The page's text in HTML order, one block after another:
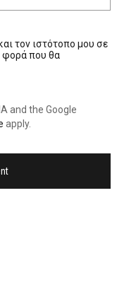
τον ιστότοπο μου σε
φορά που θα
and the Google
apply.